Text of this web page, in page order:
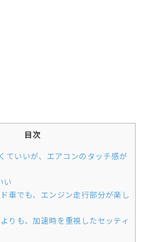
目次
ていいが、エアコンのタッチ感が
い
車でも、エンジン走行部分が楽し
りも、加速時を重視したセッティ